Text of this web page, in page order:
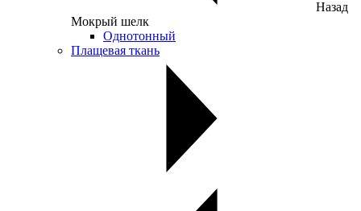
Назад
Мокрый шелк
Однотонный
Плащевая ткань